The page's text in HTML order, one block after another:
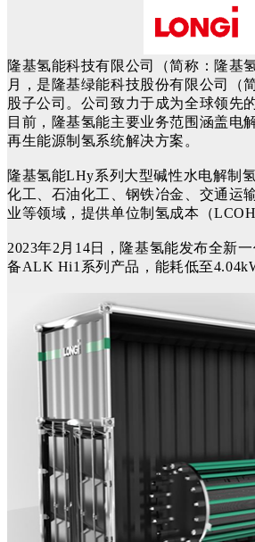
隆基氢能科技有限公司（简称：隆基
月，是隆基绿能科技股份有限公司（
股子公司。公司致力于成为全球领先
目前，隆基氢能主要业务范围涵盖电
再生能源制氢系统解决方案。
隆基氢能LHy系列大型碱性水电解制
化工、石油化工、钢铁冶金、交通运
业等领域，提供单位制氢成本（
2023年2月14日，隆基氢能发布全新
备ALK Hi1系列产品，能耗低至